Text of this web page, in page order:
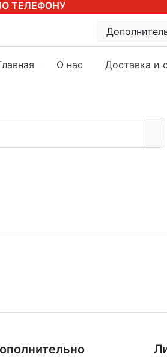
ТЕЛЕФОНУ
О нас Доставка и